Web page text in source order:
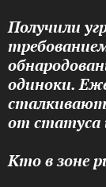
Получили
одиноки.
от статуса
Кто в зоне